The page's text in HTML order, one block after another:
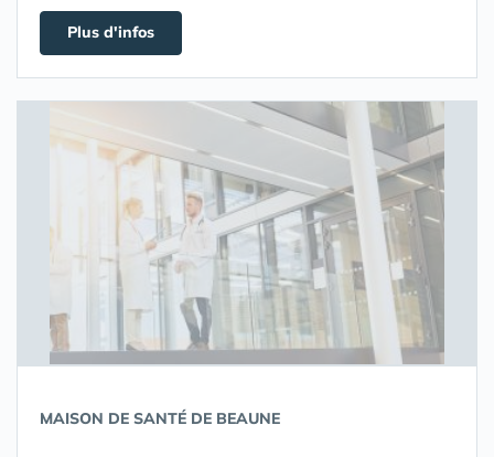
Plus d'infos
MAISON DE SANTÉ DE BEAUNE